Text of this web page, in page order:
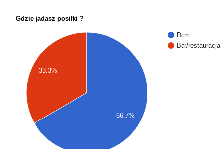
Gdzie jadasz posiłki ?
Dom
Bar/restauracja
33.3%
66.7%